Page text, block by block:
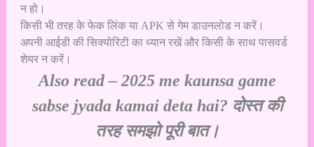
न हो।
किसी भी तरह के फेक लिंक या APK से गेम डाउनलोड न करें।
अपनी आईडी की सिक्योरिटी का ध्यान रखें और किसी के साथ पासवर्ड
शेयर न करें।
Also read – 2025 me kaunsa game
sabse jyada kamai deta hai? दोस्त की
तरह समझो पूरी बात।